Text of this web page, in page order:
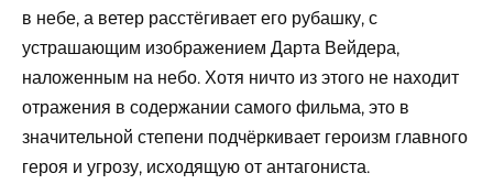
в небе, а ветер расстёгивает его рубашку, с
устрашающим изображением Дарта Вейдера,
наложенным на небо. Хотя ничто из этого не находит
отражения в содержании самого фильма, это в
значительной степени подчёркивает героизм главного
героя и угрозу, исходящую от антагониста.